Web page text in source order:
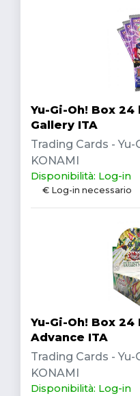
Yu-Gi-Oh! Box
Gallery ITA
Trading Cards -
KONAMI
Disponibilità: Log-in
€ Log-in necessario
Yu-Gi-Oh! Box
Advance ITA
Trading Cards -
KONAMI
Disponibilità: Log-in